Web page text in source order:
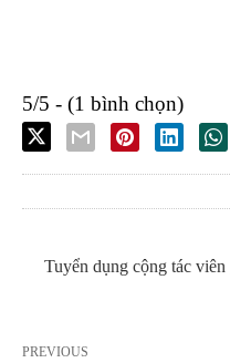
5/5 - (1 bình chọn)
Tuyển dụng cộng tác
PREVIOUS